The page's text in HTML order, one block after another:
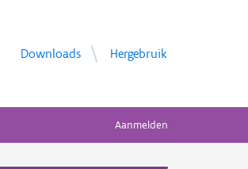
Downloads Hergebruik
Aanmelden